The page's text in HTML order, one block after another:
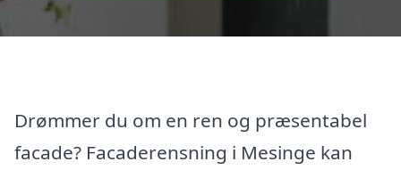
Drømmer du om en ren og præsentabel
facade? Facaderensning i Mesinge kan